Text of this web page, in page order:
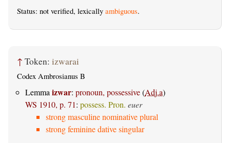
Status: not verified, lexically ambiguous.
↑ Token: izwarai
Codex Ambrosianus B
Lemma izwar: pronoun, possessive(Adj.a)
WS 1910, p. 71: possess. Pron. euer
strong masculine nominative plural
strong feminine dative singular